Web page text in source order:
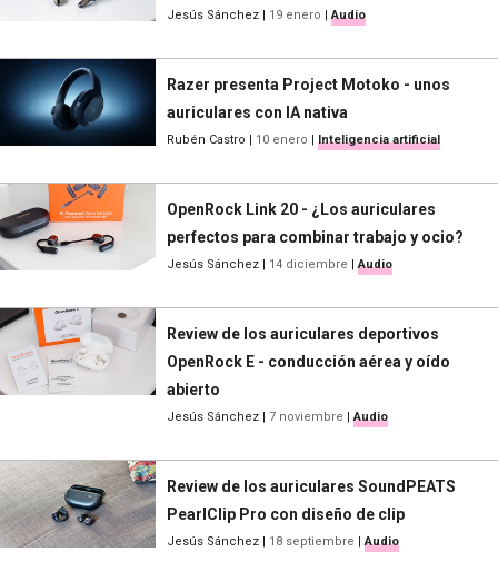
Jesús Sánchez | 19 enero | Audio
Razer presenta Project Motoko - unos
auriculares con IA nativa
Rubén Castro | 10 enero | Inteligencia artificial
OpenRock Link 20 - ¿Los auriculares
perfectos para combinar trabajo y ocio?
Jesús Sánchez | 14 diciembre | Audio
Review de los auriculares deportivos
OpenRock E - conducción aérea y oído
abierto
Jesús Sánchez | 7 noviembre | Audio
Review de los auriculares SoundPEATS
PearlClip Pro con diseño de clip
Jesús Sánchez | 18 septiembre | Audio